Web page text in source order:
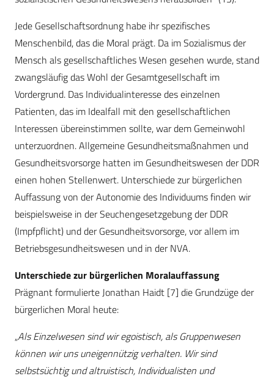
Jede Gesellschaftsordnung habe ihr spezifisches
Menschenbild, das die Moral prägt. Da im Sozialismus der
Mensch als gesellschaftliches Wesen gesehen wurde, stand
zwangsläufig das Wohl der Gesamtgesellschaft im
Vordergrund. Das Individualinteresse des einzelnen
Patienten, das im Idealfall mit den gesellschaftlichen
Interessen übereinstimmen sollte, war dem Gemeinwohl
unterzuordnen. Allgemeine Gesundheitsmaßnahmen und
Gesundheitsvorsorge hatten im Gesundheitswesen der DDR
einen hohen Stellenwert. Unterschiede zur bürgerlichen
Auffassung von der Autonomie des Individuums finden wir
beispielsweise in der Seuchengesetzgebung der DDR
(Impfpflicht) und der Gesundheitsvorsorge, vor allem im
Betriebsgesundheitswesen und in der NVA.
Unterschiede zur bürgerlichen Moralauffassung
Prägnant formulierte Jonathan Haidt [7] die Grundzüge der
bürgerlichen Moral heute:
„Als Einzelwesen sind wir egoistisch, als Gruppenwesen
können wir uns uneigennützig verhalten. Wir sind
selbstsüchtig und altruistisch, Individualisten und